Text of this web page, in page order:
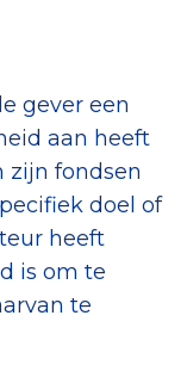
gever een
aan heeft
zijn fondsen
doel of
heeft
is om te
te